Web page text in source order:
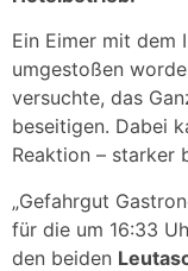
Ein Eimer mit dem
umgestoßen
versuchte, das
beseitigen. Dabei
Reaktion – starker
„Gefahrgut
für die um 16:33
den beiden